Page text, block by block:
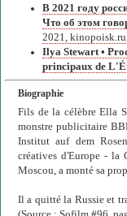
В 2021 году
Что об этом
2021,
Ilya Stewart •
principaux de
Biographie
Fils de la célèbre Ella
monstre publicitaire
Institut auf dem
créatives d'Europe - la
Moscou, a monté sa
Il a quitté la Russie et